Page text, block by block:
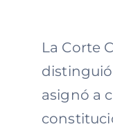
La Corte
asignó a